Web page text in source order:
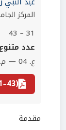
المركز الجامعي
31 – 43
عدد متنوع
ع. 04 — م. 02 — 31/12/2024
مقدمة